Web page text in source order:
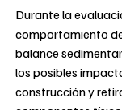
Durante la
comportamiento
balance
los posibles
construcción y